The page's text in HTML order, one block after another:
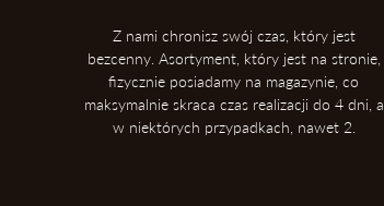
Z nami chronisz swój czas, który jest
bezcenny. Asortyment, który jest na stronie,
fizycznie posiadamy na magazynie, co
maksymalnie skraca czas realizacji do 4 dni, a
w niektórych przypadkach, nawet 2.